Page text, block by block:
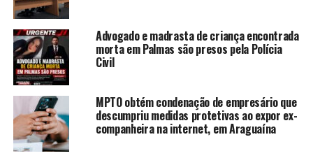
Advogado e madrasta de criança encontrada
morta em Palmas são presos pela Polícia
Civil
MPTO obtém condenação de empresário que
descumpriu medidas protetivas ao expor ex-
companheira na internet, em Araguaína